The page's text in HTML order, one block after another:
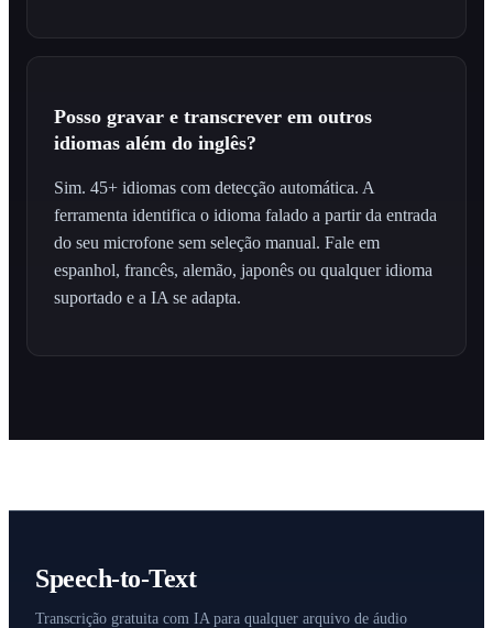
Posso gravar e transcrever em outros
idiomas além do inglês?
Sim. 45+ idiomas com detecção automática. A
ferramenta identifica o idioma falado a partir da entrada
do seu microfone sem seleção manual. Fale em
espanhol, francês, alemão, japonês ou qualquer idioma
suportado e a IA se adapta.
Speech-to-Text
Transcrição gratuita com IA para qualquer arquivo de áudio